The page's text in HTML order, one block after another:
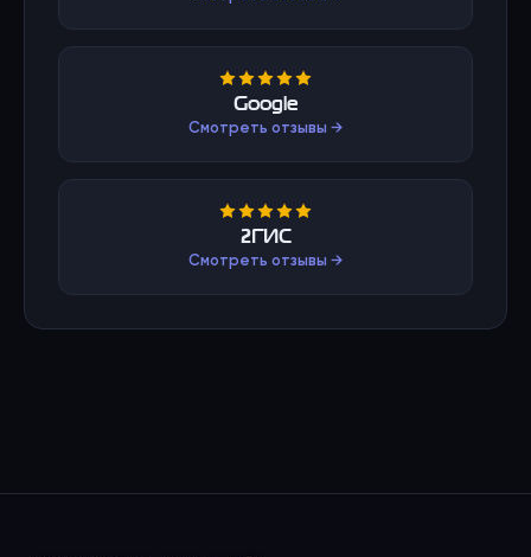
Google
Смотреть отзывы →
2ГИС
Смотреть отзывы →